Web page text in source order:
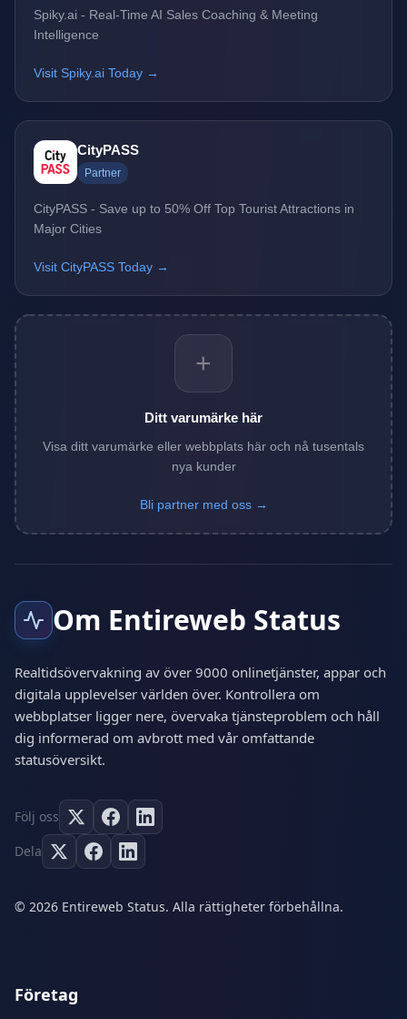
Spiky.ai - Real-Time AI Sales Coaching & Meeting
Intelligence
Visit Spiky.ai Today →
CityPASS
Partner
CityPASS - Save up to 50% Off Top Tourist Attractions in
Major Cities
Visit CityPASS Today →
+
Ditt varumärke här
Visa ditt varumärke eller webbplats här och nå tusentals
nya kunder
Bli partner med oss →
Om Entireweb Status
Realtidsövervakning av över 9000 onlinetjänster, appar och
digitala upplevelser världen över. Kontrollera om
webbplatser ligger nere, övervaka tjänsteproblem och håll
dig informerad om avbrott med vår omfattande
statusöversikt.
Följ oss
Dela
© 2026 Entireweb Status. Alla rättigheter förbehållna.
Företag